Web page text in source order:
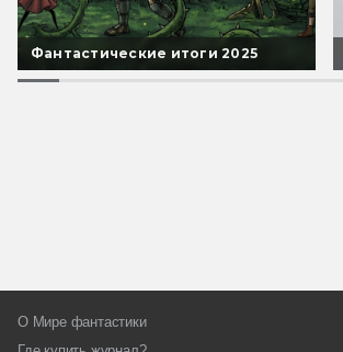
Фантастические итоги 2025
О Мире фантастики